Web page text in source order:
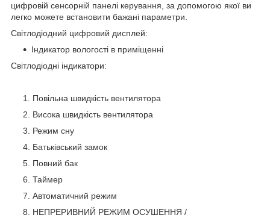
цифровій сенсорній панелі керування, за допомогою якої ви
легко можете встановити бажані параметри.
Світлодіодний цифровий дисплей:
Індикатор вологості в приміщенні
Світлодіодні індикатори:
Повільна швидкість вентилятора
Висока швидкість вентилятора
Режим сну
Батьківський замок
Повний бак
Таймер
Автоматичний режим
НЕПРЕРИВНИЙ РЕЖИМ ОСУШЕННЯ /